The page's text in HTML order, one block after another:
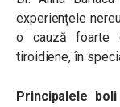
experiențele
o cauză foarte
tiroidiene, în
Principalele